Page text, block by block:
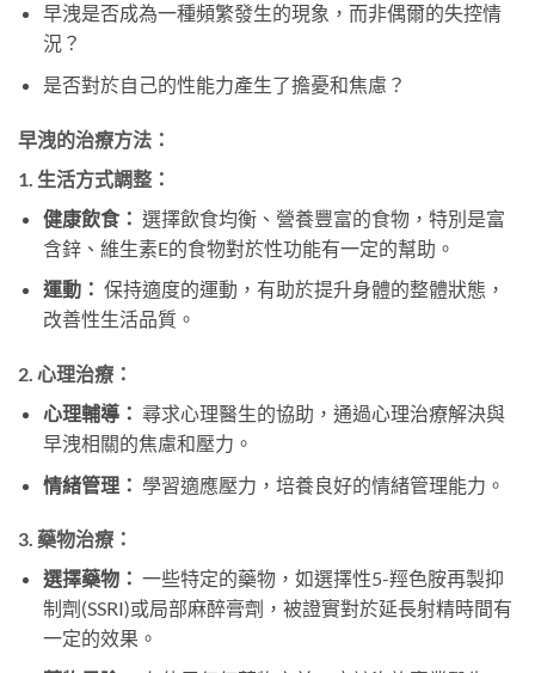
早洩是否成為一種頻繁發生的現象，而非偶爾的失控情
況？
是否對於自己的性能力產生了擔憂和焦慮？
早洩的治療方法：
1. 生活方式調整：
健康飲食： 選擇飲食均衡、營養豐富的食物，特別是富
含鋅、維生素E的食物對於性功能有一定的幫助。
運動： 保持適度的運動，有助於提升身體的整體狀態，
改善性生活品質。
2. 心理治療：
心理輔導： 尋求心理醫生的協助，通過心理治療解決與
早洩相關的焦慮和壓力。
情緒管理： 學習適應壓力，培養良好的情緒管理能力。
3. 藥物治療：
選擇藥物： 一些特定的藥物，如選擇性5-羥色胺再製抑
制劑(SSRI)或局部麻醉膏劑，被證實對於延長射精時間有
一定的效果。